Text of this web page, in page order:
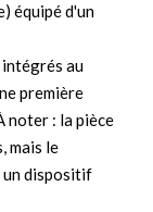
équipé d'un
intégrés au
première
noter : la pièce
mais le
un dispositif